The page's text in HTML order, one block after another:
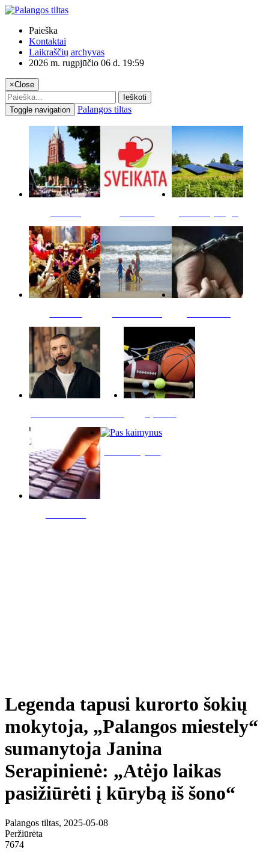
Paieška
Kontaktai
Laikraščių archyvas
2026 m. rugpjūčio 06 d. 19:59
×Close
Ieškoti
Toggle navigation
Palangos tiltas
Legenda tapusi kurorto šokių
mokytoja, „Palangos miestely“
sumanytoja Janina
Serapinienė: „Atėjo laikas
pasižiūrėti į kūrybą iš šono“
Palangos tiltas, 2025-05-08
Peržiūrėta
7674